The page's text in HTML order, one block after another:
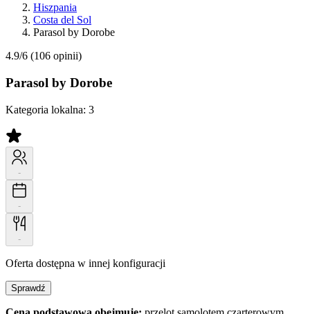
Hiszpania
Costa del Sol
Parasol by Dorobe
4.9/6 (106 opinii)
Parasol by Dorobe
Kategoria lokalna: 3
-
-
-
Oferta dostępna w innej konfiguracji
Sprawdź